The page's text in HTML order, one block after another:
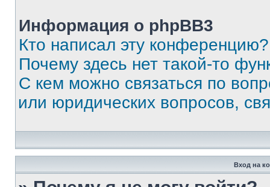
Информация о phpBB3
Кто написал эту конференцию?
Почему здесь нет такой-то
С кем можно связаться по
или юридических вопросов,
Вход на